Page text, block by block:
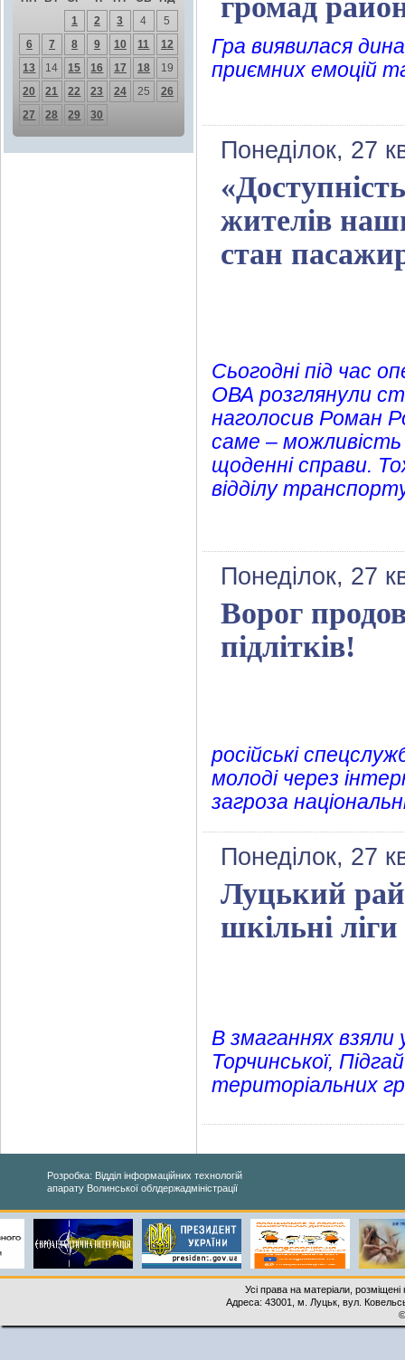
1
2 3 4
5
6
7 8 9 10 11
12
13
14 15 16 17 18
19
20
21 22 23 24 25
26
27
28 29 30
громад
Гра виявилася
приємних емоцій
Понеділок, 27
жителів
стан
Сьогодні під час
ОВА розглянули
наголосив Роман
саме –
щоденні справи.
відділу
Понеділок, 27
Ворог
підлітків!
російські
молоді через
загроза
Понеділок, 27
Луцький
шкільні
В змаганнях взяли
Торчинської,
територіальних
Розробка: Відділ інформаційних технологій
апарату Волинської облдержадміністрації
Усі права на матеріали,
Адреса: 43001, м. Луцьк, вул.